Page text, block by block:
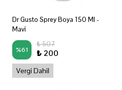
Dr Gusto Sprey Boya 150 Ml -
Mavi
%61
₺ 507
₺ 200
Vergi Dahil